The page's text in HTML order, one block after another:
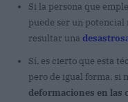
Si la persona que
puede ser un potencial
resultar una
Sí, es cierto que esta
pero de igual forma, si
deformaciones en las